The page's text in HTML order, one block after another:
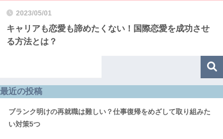
2023/05/01
キャリアも恋愛も諦めたくない！国際恋愛を成功させ
る方法とは？
最近の投稿
ブランク明けの再就職は難しい？仕事復帰をめざして取り組みた
い対策5つ